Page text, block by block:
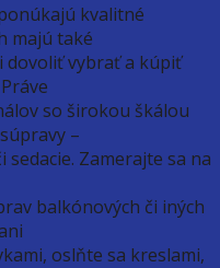
kvalitné
majú také
dovoliť vybrať a kúpiť
so širokou škálou
–
Zamerajte sa na
balkónových či iných
oslňte sa kreslami,